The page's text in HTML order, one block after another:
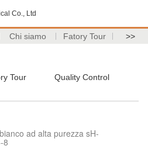
Co., Ltd
Chi siamo Fatory Tour >>
Tour
Quality Control
ad alta purezza sH-
8